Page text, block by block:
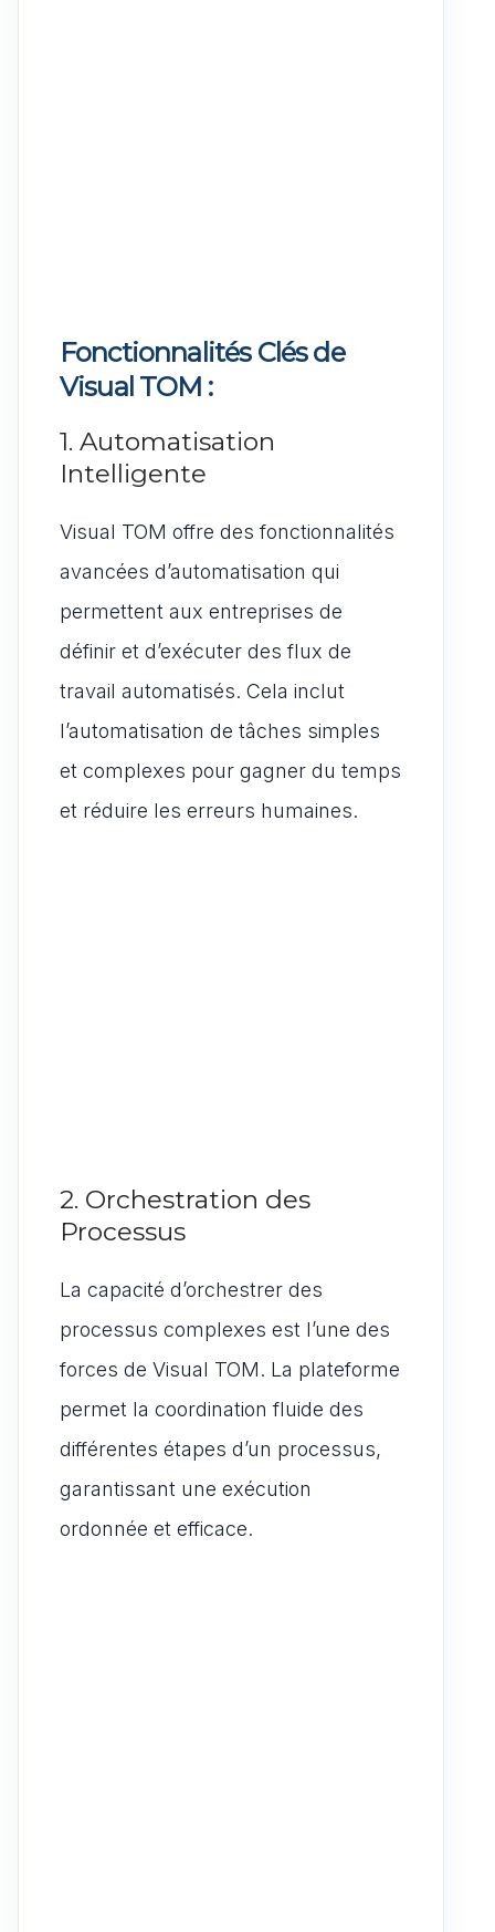
Fonctionnalités Clés de
Visual TOM :
1. Automatisation
Intelligente
Visual TOM offre des fonctionnalités
avancées d’automatisation qui
permettent aux entreprises de
définir et d’exécuter des flux de
travail automatisés. Cela inclut
l’automatisation de tâches simples
et complexes pour gagner du temps
et réduire les erreurs humaines.
2. Orchestration des
Processus
La capacité d’orchestrer des
processus complexes est l’une des
forces de Visual TOM. La plateforme
permet la coordination fluide des
différentes étapes d’un processus,
garantissant une exécution
ordonnée et efficace.